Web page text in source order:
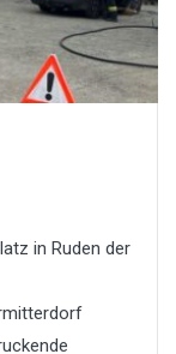
in Ruden der